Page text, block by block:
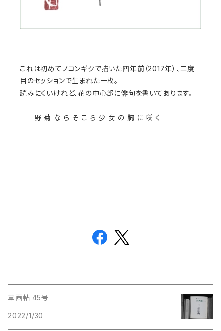
これは初めてノコンギクで描いた四年前（2017年）、二度
目のセッションで生まれた一枚。
読みにくいけれど、花の中心部に俳句を書いてあります。
野 菊 な ら そ こ ら 少 女 の 胸 に 咲 く
草画帖 45号
2022/1/30